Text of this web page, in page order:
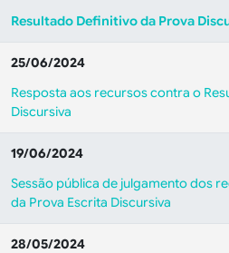
Resultado Definitivo da Prova
25/06/2024
Resposta aos recursos contra o
Discursiva
19/06/2024
Sessão pública de julgamento dos
da Prova Escrita Discursiva
28/05/2024